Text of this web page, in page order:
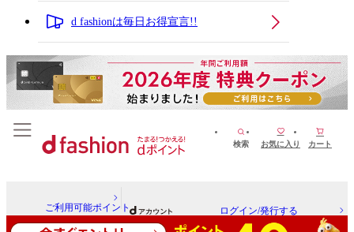
d fashionは毎日お得宣言!!
検索 お気に入り カート
ご利用可能ポイント ログイン/発行する